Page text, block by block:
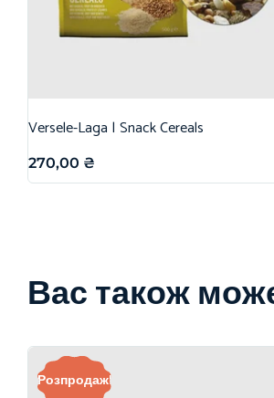
Versele-Laga | Snack Cereals
270,00 ₴
Вас також
Розпродаж!